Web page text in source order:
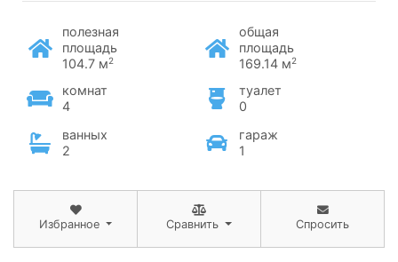
полезная
площадь
104.7 м2
общая
площадь
169.14 м2
комнат
4
туалет
0
ванных
2
гараж
1
Избранное Сравнить Спросить